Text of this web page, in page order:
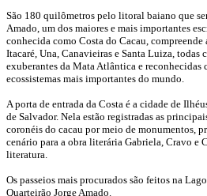
São 180 quilômetros pelo litoral baiano que
Amado, um dos maiores e mais importantes
conhecida como Costa do Cacau, compreende
Itacaré, Una, Canavieiras e Santa Luiza, todas
exuberantes da Mata Atlântica e reconhecidas
ecossistemas mais importantes do mundo.
A porta de entrada da Costa é a cidade de
de Salvador. Nela estão registradas as
coronéis do cacau por meio de monumentos,
cenário para a obra literária Gabriela, Cravo e
literatura.
Os passeios mais procurados são feitos na
Quarteirão Jorge Amado.